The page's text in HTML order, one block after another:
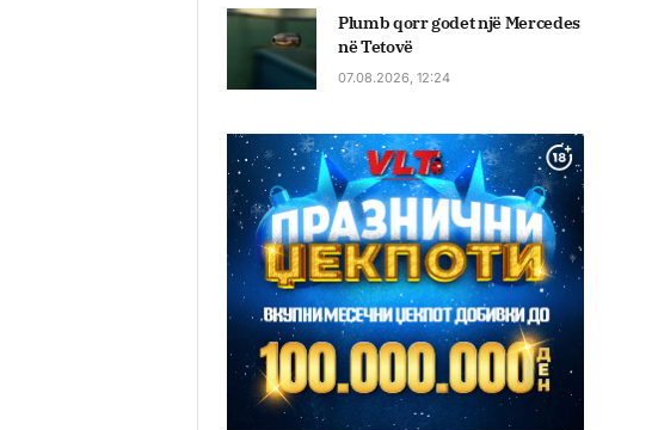
Plumb qorr godet një Mercedes
në Tetovë
07.08.2026, 12:24